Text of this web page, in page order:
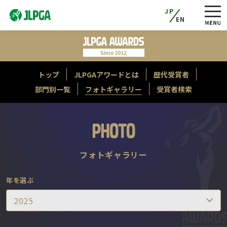
JP
EN
トップ JLPGAアワードとは
歴代受賞者
部門別一覧
フォトギャラリー 受賞者検索
PHOTO
フォトギャラリー
年を選ぶ